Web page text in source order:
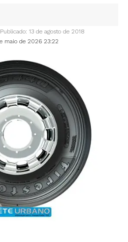
maio de 2026 23:22
Publicado: 13 de agosto de 2018